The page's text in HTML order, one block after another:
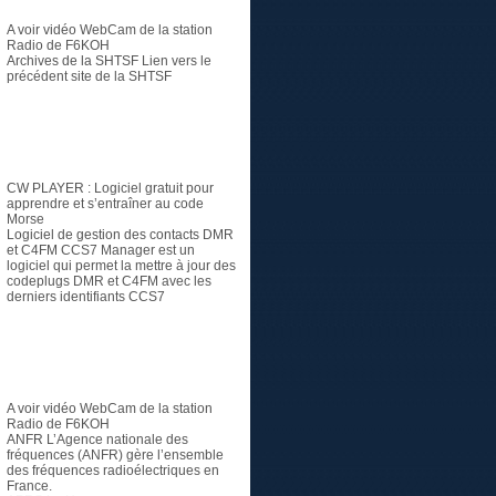
A voir vidéo WebCam de la station
Radio de F6KOH
Archives de la SHTSF Lien vers le
précédent site de la SHTSF
CW PLAYER : Logiciel gratuit pour
apprendre et s’entraîner au code
Morse
Logiciel de gestion des contacts DMR
et C4FM CCS7 Manager est un
logiciel qui permet la mettre à jour des
codeplugs DMR et C4FM avec les
derniers identifiants CCS7
A voir vidéo WebCam de la station
Radio de F6KOH
ANFR L’Agence nationale des
fréquences (ANFR) gère l’ensemble
des fréquences radioélectriques en
France.